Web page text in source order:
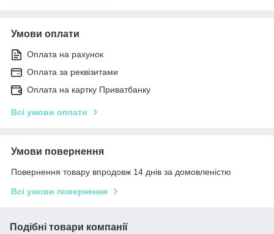
Умови оплати
Оплата на рахунок
Оплата за реквізитами
Оплата на картку Приватбанку
Всі умови оплати
Умови повернення
Повернення товару впродовж 14 днів за домовленістю
Всі умови повернення
Подібні товари компанії